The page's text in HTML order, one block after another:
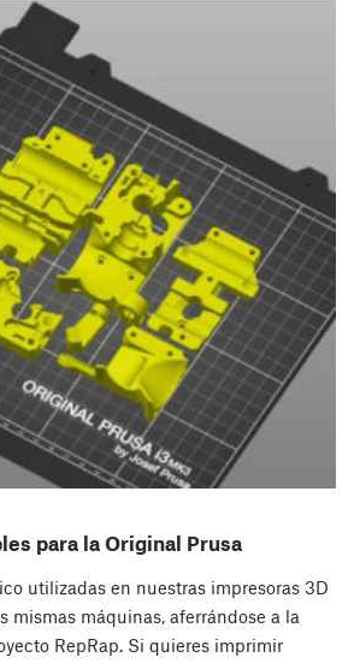
para la Original Prusa
utilizadas en nuestras impresoras 3D
mismas máquinas, aferrándose a la
RepRap. Si quieres imprimir